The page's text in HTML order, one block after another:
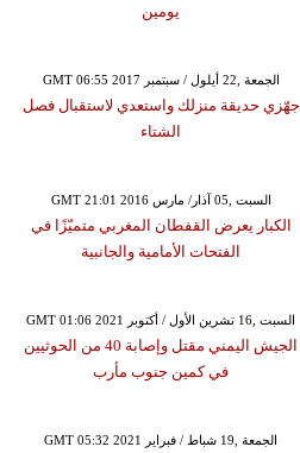
يومين
GMT 06:55 2017 الجمعة ,22 أيلول / سبتمبر
جهّزي حديقة منزلك واستعدي لاستقبال فصل
الشتاء
GMT 21:01 2016 السبت ,05 آذار/ مارس
الكبار يعرض القفطان المغربي متميّزًا في
الفتحات الأمامية والجانبية
GMT 01:06 2021 السبت ,16 تشرين الأول / أكتوبر
الجيش اليمني مقتل وإصابة 40 من الحوثيين
في كمين جنوب مأرب
GMT 05:32 2021 الجمعة ,19 شباط / فبراير